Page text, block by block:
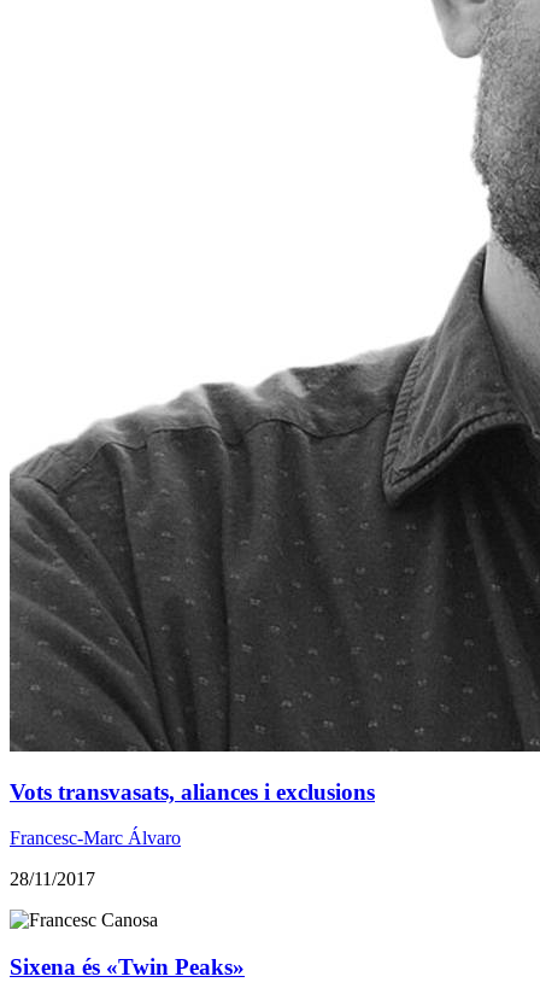
Vots transvasats, aliances i exclusions
Francesc-Marc Álvaro
28/11/2017
Sixena és «Twin Peaks»